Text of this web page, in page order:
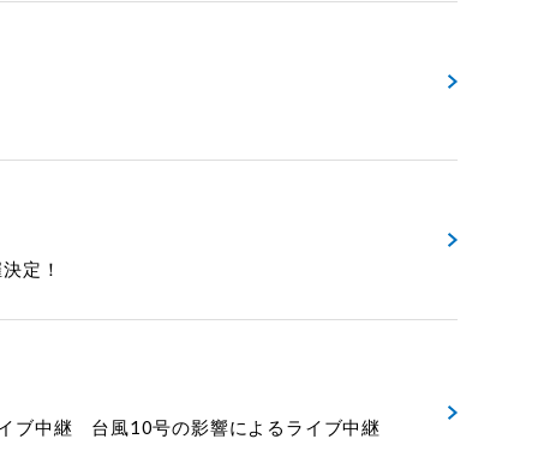
定！
ブ中継 台風10号の影響によるライブ中継